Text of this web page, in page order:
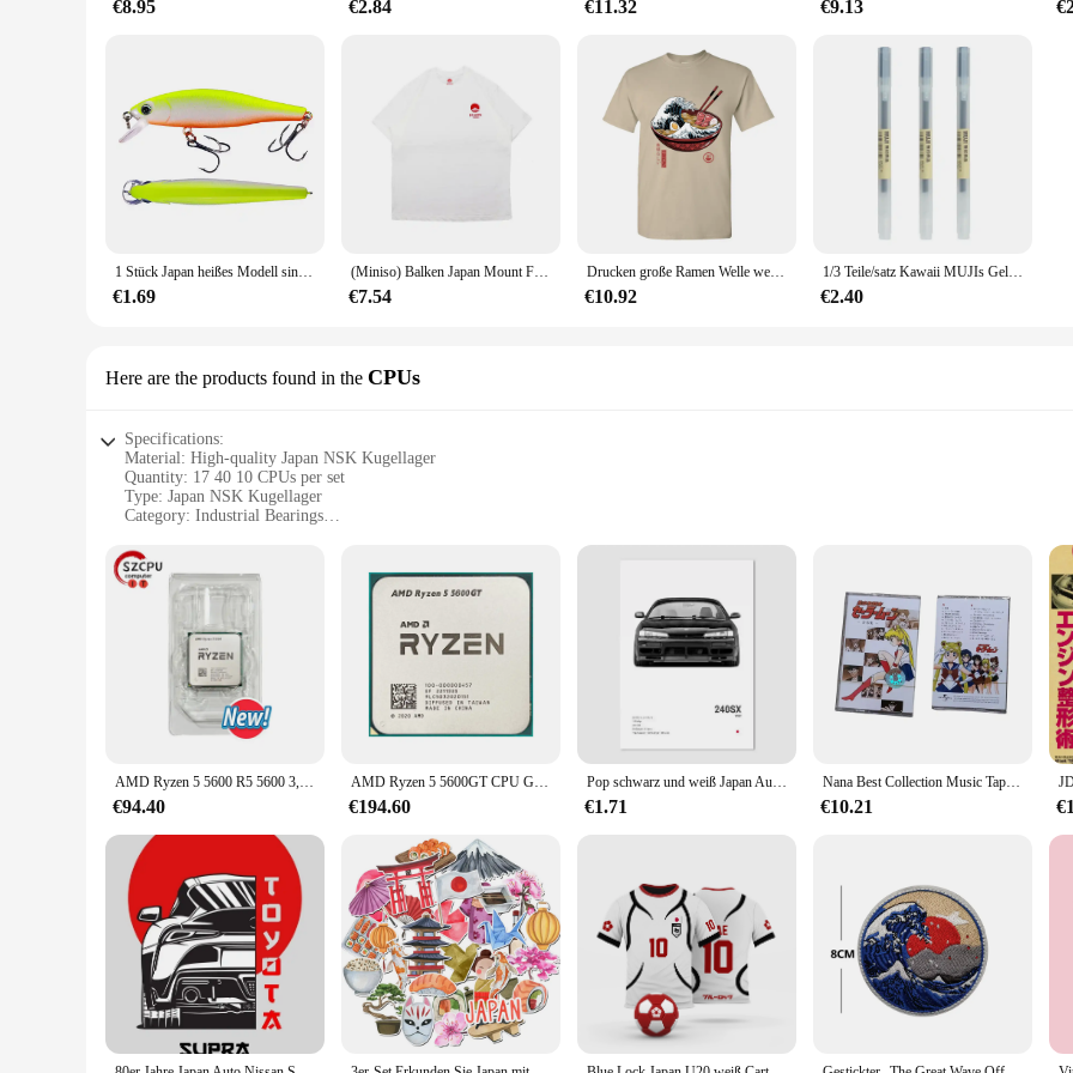
€8.95 €2.84 €11.32 €9.13
1 Stück Japan heißes Modell sinkende Elritze Angel köder 8,5 cm 9,2g Jerkbait Bass Hecht Carkbait Wobbler Swimbait Profi Köder
€1.69
(Miniso) Balken Japan Mount Fuji Baumwolle T-Shirt Kind T-Shirt Top Männer Baumwolle T-Shirt Top Sommer Frauen Baumwolle T-Shirt Männer Kleidung
€7.54
Drucken große Ramen Welle weiße Tops T-Shirt für Männer klassische Japan-Stil Rundhals ausschnitt 100% Baumwolle Kurzarm T-Shirt Nudel T-Shirts
€10.92
1/3 Teile/satz Kawaii MUJIs Gel Stift Schwarz/Rot/Blau 0,38mm 0,5mm Tinte Japan Farbe stift Büro Schule Kugelschreiber Japanische Schreibwaren
€2.40
Here are the products found in the CPUs
Specifications:
Material: High-quality Japan NSK Kugellager
Quantity: 17 40 10 CPUs per set
Type: Japan NSK Kugellager
Category: Industrial Bearings
Usage and Purpose: Designed for precision in various industrial applications
Performance and Property: Durable and efficient under heavy loads
**Unmatched Reliability and Performance**
The Japan NSK Kugellager 17 40 10 CPUs are a testament to precision engineering and durability. These bearings are specifically
reliability and performance are paramount. Each set of 17 40 10 CPUs is meticulously crafted to withstand the rigors of heavy-duty
longevity.
**Versatile Application and Ease of Use**
Whether you're a vendor, supplier, or an end-user looking for high-quality bearings, the Japan NSK Kugellager 17 40 10 CPUs are the
broad spectrum of industrial settings, from manufacturing plants to automotive applications. The ease of installation and compatibility
inventory or project.
Finding a reliable source for quality bearings can be a challenge, but with the Japan NSK Kugellager 17 40 10 CPUs, you can rest assured
partnerships with trusted vendors and suppliers ensure that you receive the highest quality bearings at competitive prices. Whether you're
specific project, these bearings are available for sale at affordable rates.
AMD Ryzen 5 5600 R5 5600 3,5 GHz 6-Core 12-Thread CPU 7NM L3=32M 100- 000000927 Sockel AM4 Neu und ohne Kühler
€94.40
AMD Ryzen 5 5600GT CPU Gaming Prozessor 6-Core 12-Thread 4,6 GHz 7 nm 19 MB Game Cache Sockel AM4 Brandneue CPU für PC Gamer
€194.60
Pop schwarz und weiß Japan Autos Luxus Supersport Auto Poster Ästhetik r34 gtr 240sx Leinwand druck für Wand kunst Garage Raum dekor
€1.71
Nana Best Collection Music Tapes Japan Anime Soundtrack Musik Magnetische Walkman Kassetten Sammlerstück Gedenkgeburtstagsgeschenk
€10.21